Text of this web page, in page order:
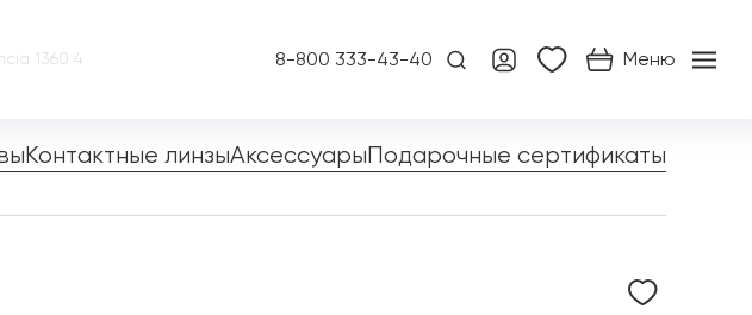
8-800 333-43-40 Меню
1360 4
Контактные линзыАксессуарыПодарочные сертификаты